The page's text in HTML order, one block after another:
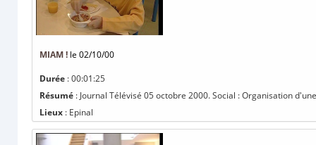
MIAM ! le 02/10/00
Durée : 00:01:25
Résumé : Journal Télévisé 05 octobre 2000. Social : Organisation
Lieux : Epinal